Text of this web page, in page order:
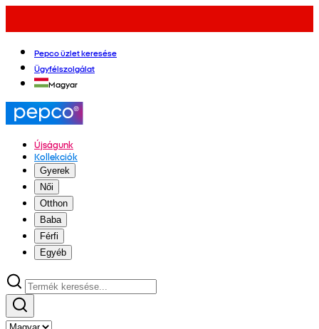
Pepco üzlet keresése
Ügyfélszolgálat
Magyar
Újságunk
Kollekciók
Gyerek
Női
Otthon
Baba
Férfi
Egyéb